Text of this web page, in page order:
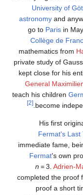
University of
astronomy and
go to Paris in
Collège de
mathematics from
private study of
kept close for his
General
teach his children
become
[2]
His first
Fermat's Last
immediate fame,
Fermat's own
n = 3. Adrien-
completed the proof
proof a short